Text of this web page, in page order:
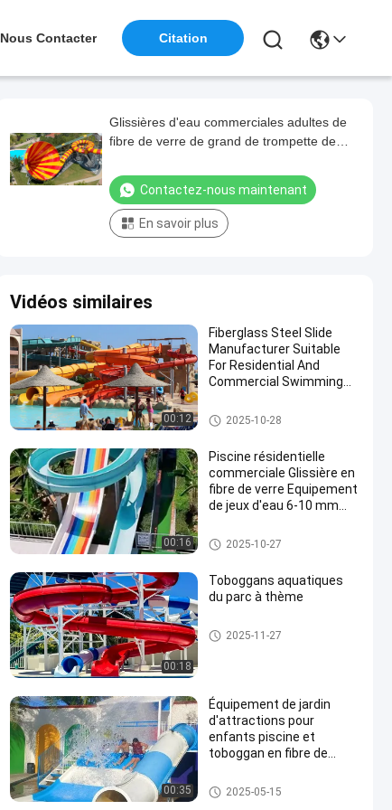
Nous Contacter Citation
Glissières d'eau commerciales adultes de
fibre de verre de grand de trompette de
Contactez-nous maintenant
En savoir plus
Vidéos similaires
00:12
Fiberglass Steel Slide
Manufacturer Suitable
For Residential And
Commercial Swimming
More Than 10 Years Use
Glissière de parc aquatique
2025-10-28
00:16
Piscine résidentielle
commerciale Glissière en
fibre de verre Equipement
de jeux d'eau 6-10 mm
haute vitesse Arc-en-ciel
combiné Glissière
aquatiques Hôtel
Glissière de parc aquatique
2025-10-27
00:18
Toboggans aquatiques
du parc à thème
Glissière d'eau de piscine
2025-11-27
00:35
Équipement de jardin
d'attractions pour
enfants piscine et
toboggan en fibre de
Glissière de parc aquatique
2025-05-15